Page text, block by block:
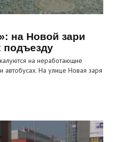
на Новой зари
подъезду
на неработающие
автобусах. На улице Новая заря